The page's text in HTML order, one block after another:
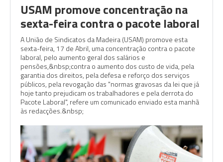
USAM promove concentração na
sexta-feira contra o pacote laboral
A União de Sindicatos da Madeira (USAM) promove esta
sexta-feira, 17 de Abril, uma concentração contra o pacote
laboral, pelo aumento geral dos salários e
pensões,&nbsp;contra o aumento dos custo de vida, pela
garantia dos direitos, pela defesa e reforço dos serviços
públicos, pela revogação das "normas gravosas da lei que já
hoje tanto prejudicam os trabalhadores e pela derrota do
Pacote Laboral", refere um comunicado enviado esta manhã
às redacções.&nbsp;